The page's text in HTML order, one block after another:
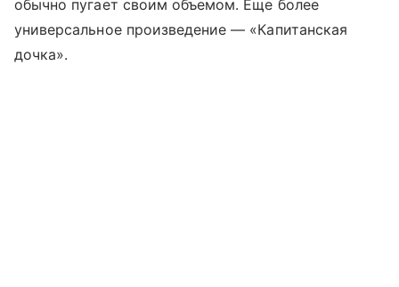
обычно пугает своим объемом. Еще более
универсальное произведение — «Капитанская
дочка».